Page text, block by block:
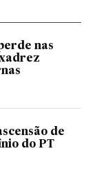
nas
de
do PT